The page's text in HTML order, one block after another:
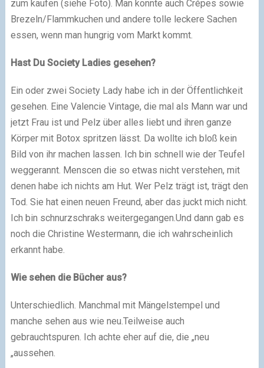
zum kaufen (siehe Foto). Man konnte auch Crépes sowie
Brezeln/Flammkuchen und andere tolle leckere Sachen
essen, wenn man hungrig vom Markt kommt.
Hast Du Society Ladies gesehen?
Ein oder zwei Society Lady habe ich in der Öffentlichkeit
gesehen. Eine Valencie Vintage, die mal als Mann war und
jetzt Frau ist und Pelz über alles liebt und ihren ganze
Körper mit Botox spritzen lässt. Da wollte ich bloß kein
Bild von ihr machen lassen. Ich bin schnell wie der Teufel
weggerannt. Menscen die so etwas nicht verstehen, mit
denen habe ich nichts am Hut. Wer Pelz trägt ist, trägt den
Tod. Sie hat einen neuen Freund, aber das juckt mich nicht.
Ich bin schnurzschraks weitergegangen.Und dann gab es
noch die Christine Westermann, die ich wahrscheinlich
erkannt habe.
Wie sehen die Bücher aus?
Unterschiedlich. Manchmal mit Mängelstempel und
manche sehen aus wie neu.Teilweise auch
gebrauchtspuren. Ich achte eher auf die, die „neu
„aussehen.